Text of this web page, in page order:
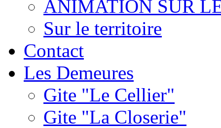
ANIMATION SUR
Sur le territoire
Contact
Les Demeures
Gite "Le Cellier"
Gite "La Closerie"